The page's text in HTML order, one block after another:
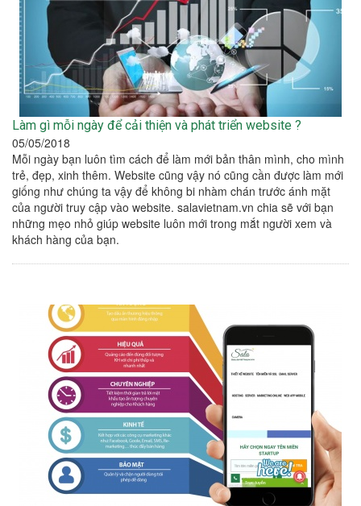
Làm gì mỗi ngày để cải thiện và phát triển website ?
05/05/2018
Mỗi ngày bạn luôn tìm cách để làm mới bản thân mình, cho mình
trẻ, đẹp, xinh thêm. Website cũng vậy nó cũng cần được làm mới
giống như chúng ta vậy để không bi nhàm chán trước ánh mặt
của người truy cập vào website. salavietnam.vn chia sẽ với bạn
những mẹo nhỏ giúp website luôn mới trong mắt người xem và
khách hàng của bạn.